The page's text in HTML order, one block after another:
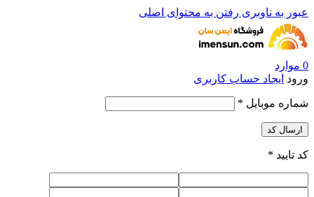
عبور به ناوبری رفتن به محتوای اصلی
0 موارد
ورود ایجاد حساب کاربری
شماره موبایل *
ارسال کد
کد تایید *